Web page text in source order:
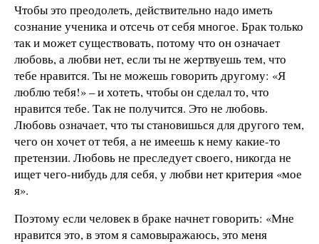
Чтобы это преодолеть, действительно надо иметь
сознание ученика и отсечь от себя многое. Брак только
так и может существовать, потому что он означает
любовь, а любви нет, если ты не жертвуешь тем, что
тебе нравится. Ты не можешь говорить другому: «Я
люблю тебя!» – и хотеть, чтобы он сделал то, что
нравится тебе. Так не получится. Это не любовь.
Любовь означает, что ты становишься для другого тем,
чего он хочет от тебя, а не имеешь к нему какие-то
претензии. Любовь не преследует своего, никогда не
ищет чего-нибудь для себя, у любви нет критерия «мое
я».
Поэтому если человек в браке начнет говорить: «Мне
нравится это, в этом я самовыражаюсь, это меня